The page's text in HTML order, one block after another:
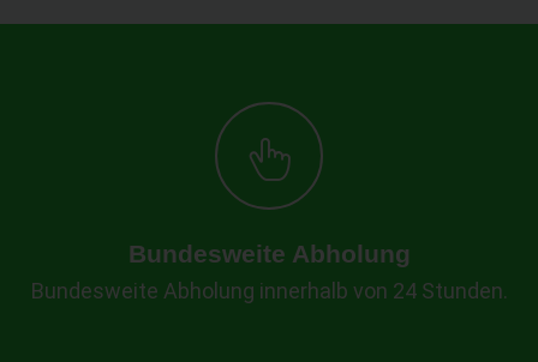
Bundesweite Abholung
Bundesweite Abholung innerhalb von 24 Stunden.